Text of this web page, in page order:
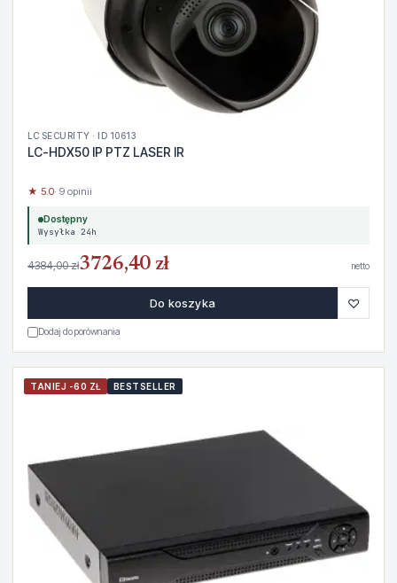
LC SECURITY · ID 10613
LC-HDX50 IP PTZ LASER IR
★ 5.0· 9 opinii
Dostępny
Wysyłka 24h
4384,00 zł3726,40 zł netto
Do koszyka ♡
Dodaj do porównania
TANIEJ -60 ZŁ BESTSELLER